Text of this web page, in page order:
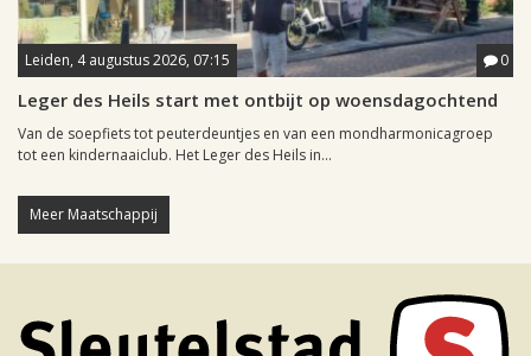
Leiden, 4 augustus 2026, 07:15 0
Leger des Heils start met ontbijt op woensdagochtend
Van de soepfiets tot peuterdeuntjes en van een mondharmonicagroep
tot een kindernaaiclub. Het Leger des Heils in...
Meer Maatschappij